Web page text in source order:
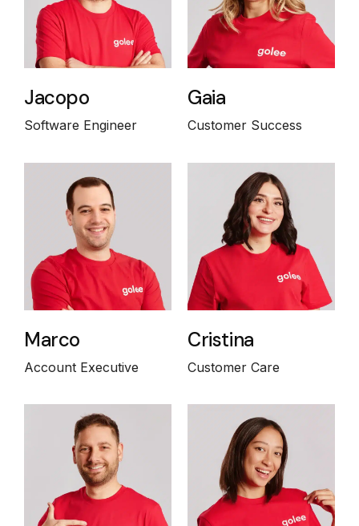
Jacopo
Software Engineer
Gaia
Customer Success
Marco
Account Executive
Cristina
Customer Care